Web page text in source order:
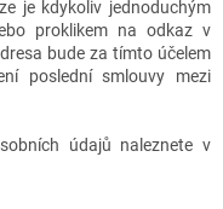
je kdykoliv jednoduchým
proklikem na odkaz v
bude za tímto účelem
poslední smlouvy mezi
údajů naleznete v